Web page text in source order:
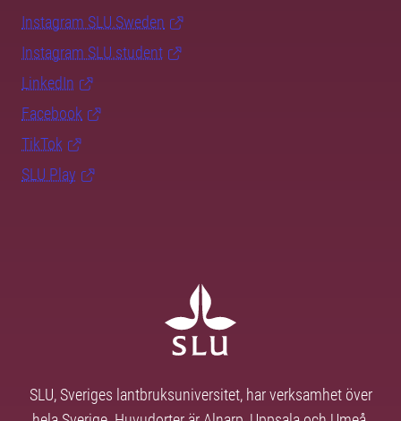
Instagram SLU.Sweden
Instagram SLU.student
LinkedIn
Facebook
TikTok
SLU Play
SLU, Sveriges lantbruksuniversitet, har verksamhet över